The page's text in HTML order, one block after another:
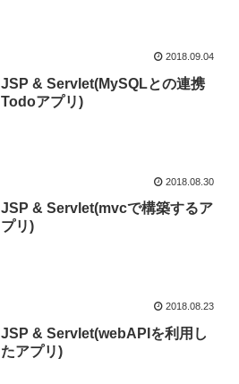
2018.09.04
JSP & Servlet(MySQLとの連携
Todoアプリ)
2018.08.30
JSP & Servlet(mvcで構築するア
プリ)
2018.08.23
JSP & Servlet(webAPIを利用し
たアプリ)